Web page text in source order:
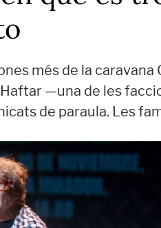
més de la
—una de les
de paraula. Les